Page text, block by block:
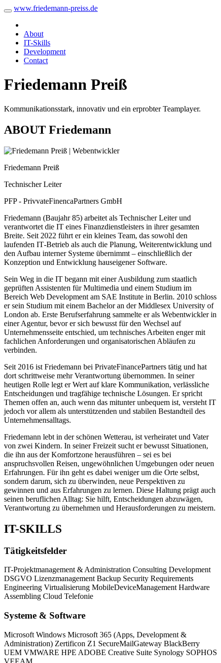
www.friedemann-preiss.de
About
IT-Skills
Development
Contact
Friedemann Preiß
Kommunikationsstark, innovativ und ein erprobter Teamplayer.
ABOUT Friedemann
Friedemann Preiß
Technischer Leiter
PFP - PrivvateFinencaPartners GmbH
Friedemann (Baujahr 85) arbeitet als Technischer Leiter und
verantwortet die IT eines Finanzdienstleisters in ihrer gesamten
Breite. Seit 2022 führt er ein kleines Team, das sowohl den
laufenden IT‑Betrieb als auch die Planung, Weiterentwicklung und
den Aufbau interner Systeme übernimmt – einschließlich der
Konzeption und Entwicklung hauseigener Software.
Sein Weg in die IT begann mit einer Ausbildung zum staatlich
geprüften Assistenten für Multimedia und einem Studium im
Bereich Web Development am SAE Institute in Berlin. 2010 schloss
er sein Studium mit einem Bachelor an der Middlesex University of
London ab. Erste Berufserfahrung sammelte er als Webentwickler in
einer Agentur, bevor er sich bewusst für den Wechsel auf
Unternehmensseite entschied, um technisches Arbeiten enger mit
fachlichen Anforderungen und organisatorischen Abläufen zu
verbinden.
Seit 2016 ist Friedemann bei PrivateFinancePartners tätig und hat
dort schrittweise mehr Verantwortung übernommen. In seiner
heutigen Rolle legt er Wert auf klare Kommunikation, verlässliche
Entscheidungen und tragfähige technische Lösungen. Er spricht
Themen offen an, auch wenn das mitunter unbequem ist, versteht IT
jedoch vor allem als unterstützenden und stabilen Bestandteil des
Unternehmensalltags.
Friedemann lebt in der schönen Wetterau, ist verheiratet und Vater
von zwei Kindern. In seiner Freizeit sucht er bewusst Situationen,
die ihn aus der Komfortzone herausführen – sei es bei
anspruchsvollen Reisen, ungewöhnlichen Umgebungen oder neuen
Erfahrungen. Für ihn geht es dabei weniger um die Orte selbst,
sondern darum, sich zu überwinden, neue Perspektiven zu
gewinnen und aus Erfahrungen zu lernen. Diese Haltung prägt auch
seinen beruflichen Alltag: Sie hilft, Entscheidungen abzuwägen,
Verantwortung zu übernehmen und Herausforderungen zu meistern.
IT-SKILLS
Tätigkeitsfelder
IT-Projektmanagement & Administration Consulting Development
DSGVO Lizenzmanagement Backup Security Requirements
Engineering Virtualisierung MobileDeviceManagement Hardware
Assembling Cloud Telefonie
Systeme & Software
Microsoft Windows Microsoft 365 (Apps, Development &
Administration) Zertificon Z1 SecureMailGateway BlackBerry
UEM VMWARE HPE ADOBE Creative Suite Synology SOPHOS
VEEAM